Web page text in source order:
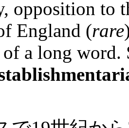
opposition to
England (rare
of a long word.